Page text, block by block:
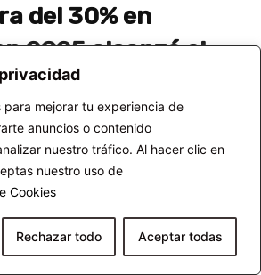
para mejorar tu experiencia de
anuncios o contenido
nuestro tráfico. Al hacer clic en
nuestro uso de
Cookies
Rechazar todo Aceptar todas
del 30% en
2025 alcanzó el
de la Corporación Eléctrica del Ecuador
del complejo Mazar–Paute–Sopladora en
de 440,50 MW, lo que representó el
nacional, y no el 30% como afirmó Daniel
¡Apóyanos!